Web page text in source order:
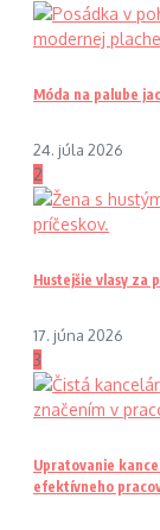
Móda na palube
24. júla 2026
2
Hustejšie vlasy za
17. júna 2026
3
Upratovanie
efektívneho